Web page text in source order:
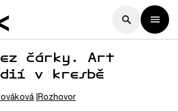
čárky. Art
v kresbě
Rozhovor